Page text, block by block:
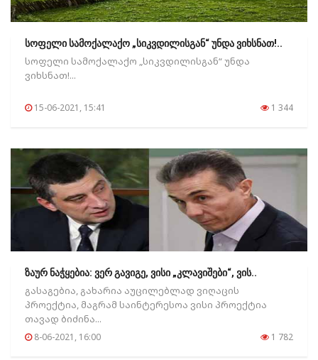
სოფელი სამოქალაქო „სიკვდილისგან“ უნდა ვიხსნათ!..
სოფელი სამოქალაქო „სიკვდილისგან“ უნდა
ვიხსნათ!...
15-06-2021, 15:41 1 344
ზაურ ნაჭყებია: ვერ გავიგე, ვისი „კლავიშები“, ვის..
გასაგებია, გახარია აუცილებლად ვიღაცის
პროექტია, მაგრამ საინტერესოა ვისი პროექტია
თავად ბიძინა...
8-06-2021, 16:00 1 782